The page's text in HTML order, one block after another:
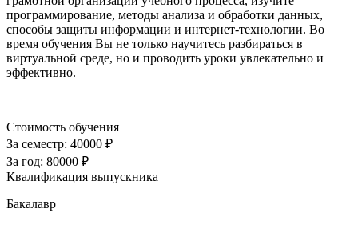
программирование, методы анализа и обработки данных,
способы защиты информации и интернет-технологии. Во
время обучения Вы не только научитесь разбираться в
виртуальной среде, но и проводить уроки увлекательно и
эффективно.
Стоимость обучения
За семестр: 40000 ₽
За год: 80000 ₽
Квалификация выпускника
Бакалавр